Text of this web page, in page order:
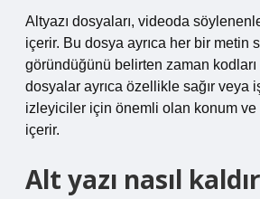
Altyazı dosyaları, videoda
içerir. Bu dosya ayrıca her bir metin
göründüğünü belirten zaman kodları
dosyalar ayrıca özellikle sağır veya
izleyiciler için önemli olan konum
içerir.
Alt yazı nasıl